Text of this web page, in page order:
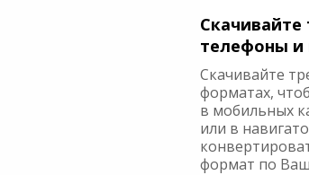
Скачивайте
телефоны и
Скачивайте
форматах,
в мобильных
или в
формат по